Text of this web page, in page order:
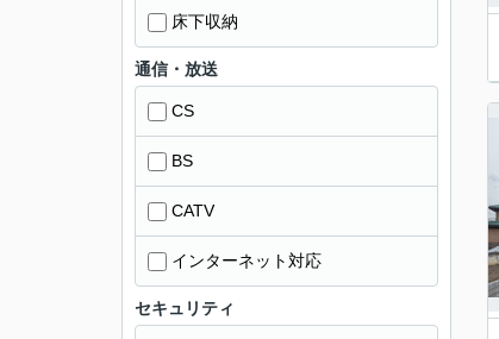
床下収納
通信・放送
CS
BS
CATV
インターネット対応
セキュリティ